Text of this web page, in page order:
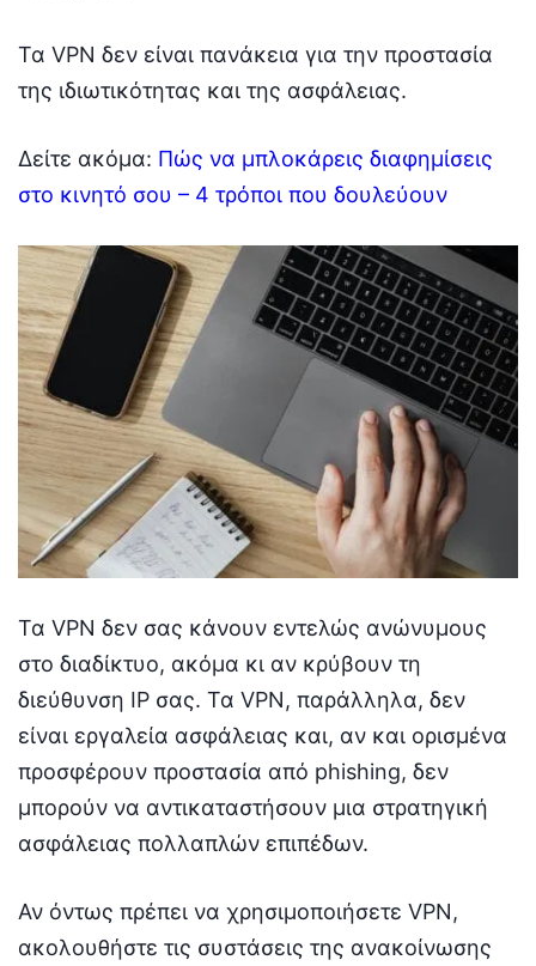
Τα VPN δεν είναι πανάκεια για την προστασία
της ιδιωτικότητας και της ασφάλειας.
Δείτε ακόμα: Πώς να μπλοκάρεις διαφημίσεις
στο κινητό σου – 4 τρόποι που δουλεύουν
Τα VPN δεν σας κάνουν εντελώς ανώνυμους
στο διαδίκτυο, ακόμα κι αν κρύβουν τη
διεύθυνση IP σας. Τα VPN, παράλληλα, δεν
είναι εργαλεία ασφάλειας και, αν και ορισμένα
προσφέρουν προστασία από phishing, δεν
μπορούν να αντικαταστήσουν μια στρατηγική
ασφάλειας πολλαπλών επιπέδων.
Αν όντως πρέπει να χρησιμοποιήσετε VPN,
ακολουθήστε τις συστάσεις της ανακοίνωσης